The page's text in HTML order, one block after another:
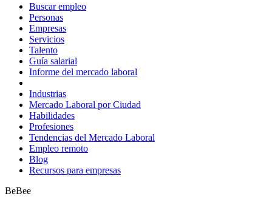
Buscar empleo
Personas
Empresas
Servicios
Talento
Guía salarial
Informe del mercado laboral
Industrias
Mercado Laboral por Ciudad
Habilidades
Profesiones
Tendencias del Mercado Laboral
Empleo remoto
Blog
Recursos para empresas
BeBee